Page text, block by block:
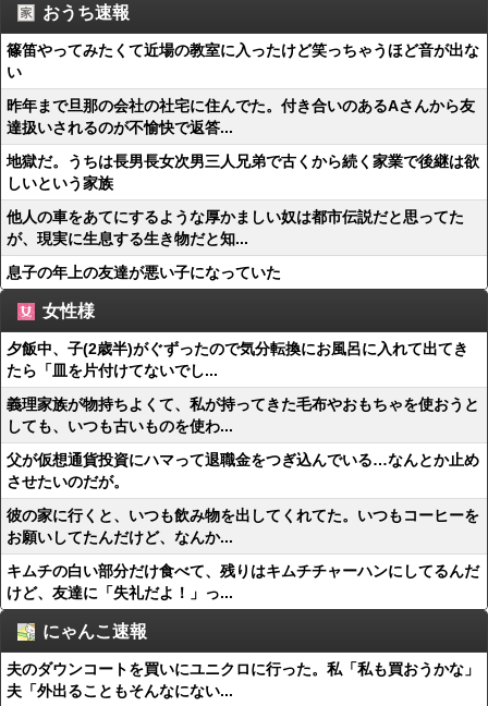
おうち速報
篠笛やってみたくて近場の教室に入ったけど笑っちゃうほど音が出な
い
昨年まで旦那の会社の社宅に住んでた。付き合いのあるAさんから友
達扱いされるのが不愉快で返答...
地獄だ。うちは長男長女次男三人兄弟で古くから続く家業で後継は欲
しいという家族
他人の車をあてにするような厚かましい奴は都市伝説だと思ってた
が、現実に生息する生き物だと知...
息子の年上の友達が悪い子になっていた
女性様
夕飯中、子(2歳半)がぐずったので気分転換にお風呂に入れて出てき
たら「皿を片付けてないでし...
義理家族が物持ちよくて、私が持ってきた毛布やおもちゃを使おうと
しても、いつも古いものを使わ...
父が仮想通貨投資にハマって退職金をつぎ込んでいる…なんとか止め
させたいのだが。
彼の家に行くと、いつも飲み物を出してくれてた。いつもコーヒーを
お願いしてたんだけど、なんか...
キムチの白い部分だけ食べて、残りはキムチチャーハンにしてるんだ
けど、友達に「失礼だよ！」っ...
にゃんこ速報
夫のダウンコートを買いにユニクロに行った。私「私も買おうかな」
夫「外出ることもそんなにない...